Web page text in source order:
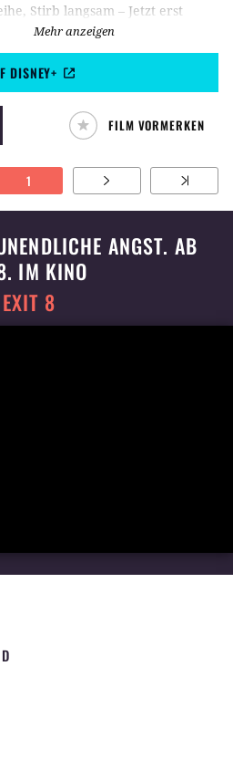
Stirb langsam – Jetzt erst
Bombenleger Jeremy Irons New
Er verwickelt Bruce Willis und
in ein Katz-und-Maus-Spiel,
Fehler den Tod bedeuten
Mehr anzeigen
DISNEY+
FILM VORMERKEN
1
ANGST. AB
IM KINO
EXIT 8